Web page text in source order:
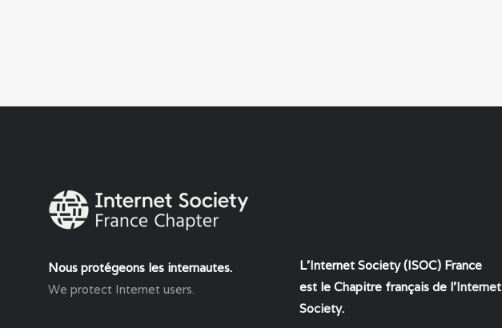
Nous protégeons les internautes.
We protect Internet users.
L'Internet Society (ISOC) France
est le Chapitre français de l'Internet
Society.